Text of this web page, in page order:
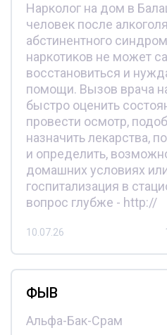
Нарколог на дом в
человек после
абстинентного
наркотиков не может
восстановиться и
помощи. Вызов врача
быстро оценить
провести осмотр,
назначить лекарства,
и определить,
домашних условиях
госпитализация в
вопрос глубже - http://
10.07.26
ФЫВ
Альфа-Бак-Срам